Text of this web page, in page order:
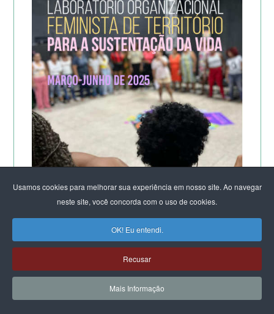
Usamos cookies para melhorar sua experiência em nosso site. Ao navegar
neste site, você concorda com o uso de cookies.
OK! Eu entendi.
Recusar
Mais Informação
A POTÊNCIA DO LABORATÓRIO ORGANIZACIONAL
FEMINISTA PARA A SUSTENTAÇÃO DA VIDA
DE SALVADOR